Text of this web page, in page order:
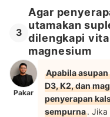
3
Agar
utamakan
dilengkapi
magnesium
Pakar
Apabila
D3, K2, dan
penyerapan
sempurna. Jika